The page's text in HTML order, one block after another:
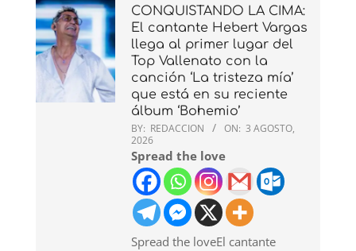
CONQUISTANDO LA CIMA:
El cantante Hebert Vargas
llega al primer lugar del
Top Vallenato con la
canción ‘La tristeza mía’
que está en su reciente
álbum ‘Bohemio’
BY: REDACCION ON: 3 AGOSTO,
2026
Spread the love
Spread the loveEl cantante